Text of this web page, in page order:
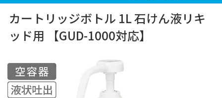
カートリッジボトル 1L 石けん液リキ
ッド用 【GUD-1000対応】